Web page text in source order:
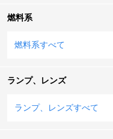
燃料系
燃料系すべて
ランプ、レンズ
ランプ、レンズすべて